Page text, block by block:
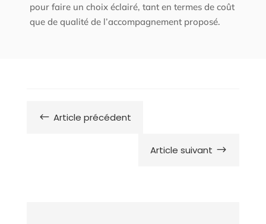
pour faire un choix éclairé, tant en termes de coût
que de qualité de l’accompagnement proposé.
# Article précédent
Article suivant $